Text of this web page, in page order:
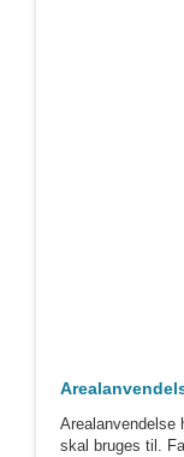
Arealanvendelse
skal bruges til.